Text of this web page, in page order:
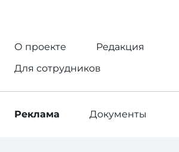
О проекте
Редакция
Для сотрудников
Реклама Документы